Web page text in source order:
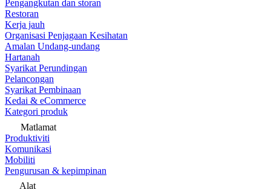
Pengangkutan dan storan
Restoran
Kerja jauh
Organisasi Penjagaan Kesihatan
Amalan Undang-undang
Hartanah
Syarikat Perundingan
Pelancongan
Syarikat Pembinaan
Kedai & eCommerce
Kategori produk
Matlamat
Produktiviti
Komunikasi
Mobiliti
Pengurusan & kepimpinan
Alat